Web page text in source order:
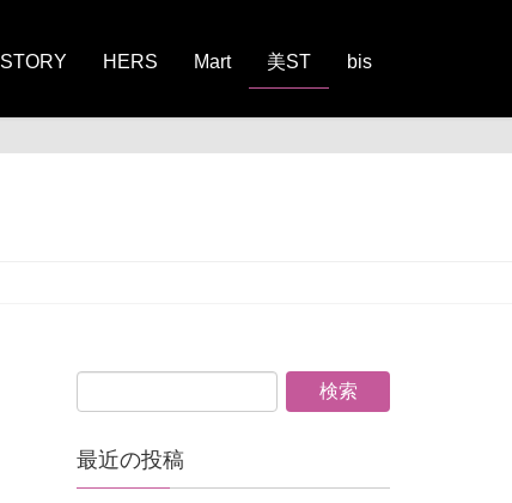
STORY HERS Mart 美ST bis
最近の投稿